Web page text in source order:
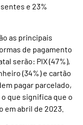
e 23%
as principais
de pagamento
serão: PIX (47%),
(34%) e cartão
pagar parcelado,
que significa que o
em abril de 2023.